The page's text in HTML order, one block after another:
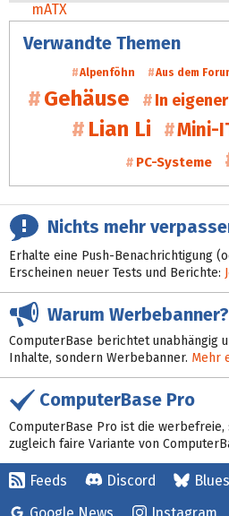
Verwandte Themen
Alpenföhn Aus dem
Gehäuse In
Lian Li Mini-
PC-Systeme
Nichts mehr
Erhalte eine Push-Benachrichtigung
Erscheinen neuer Tests und Berichte:
Warum Werbebanner?
ComputerBase berichtet unabhängig
Inhalte, sondern Werbebanner. Mehr
ComputerBase Pro
ComputerBase Pro ist die werbefreie,
zugleich faire Variante von
Feeds Discord